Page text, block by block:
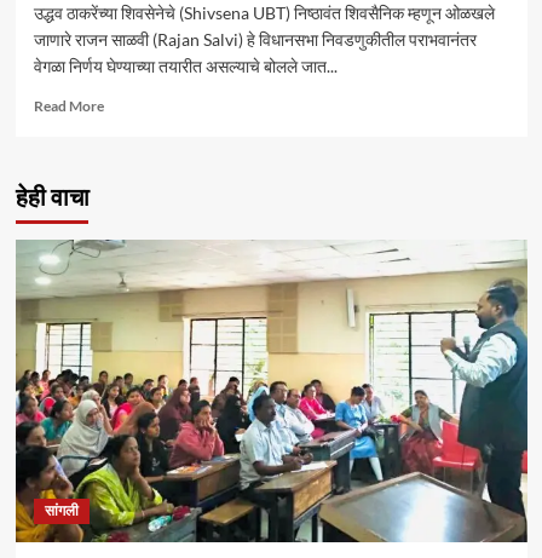
उद्धव ठाकरेंच्या शिवसेनेचे (Shivsena UBT) निष्ठावंत शिवसैनिक म्हणून ओळखले
जाणारे राजन साळवी (Rajan Salvi) हे विधानसभा निवडणुकीतील पराभवानंतर
वेगळा निर्णय घेण्याच्या तयारीत असल्याचे बोलले जात...
Read MoreRead
भाजपसोबत
का?
हेही वाचा
सांगली